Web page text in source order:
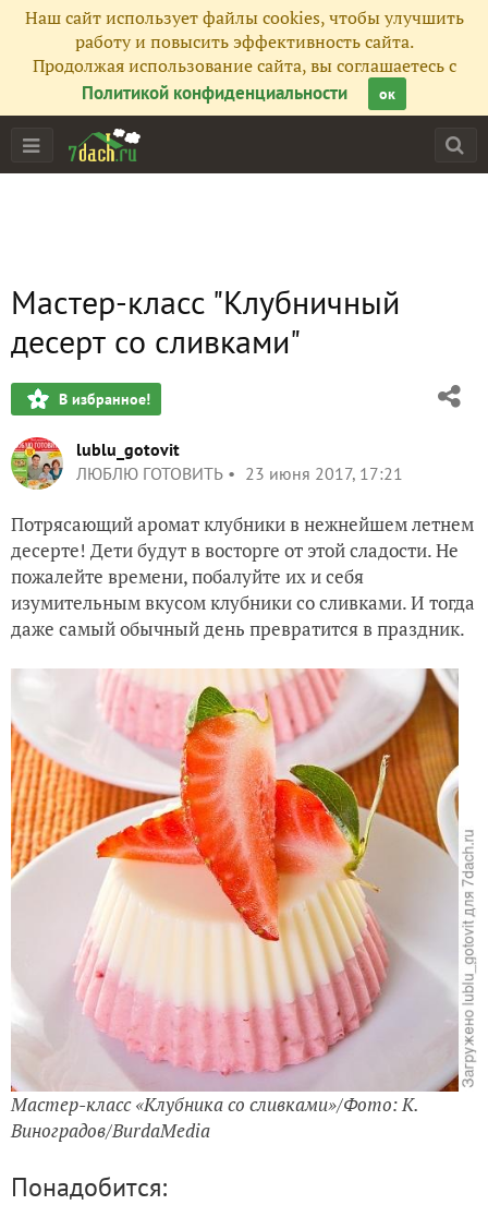
Наш сайт использует файлы cookies, чтобы улучшить
работу и повысить эффективность сайта.
Продолжая использование сайта, вы соглашаетесь с
Политикой конфиденциальности
ок
Мастер-класс "Клубничный
десерт со сливками"
В избранное!
lublu_gotovit
ЛЮБЛЮ ГОТОВИТЬ
23 июня 2017, 17:21
Потрясающий аромат клубники в нежнейшем летнем
десерте! Дети будут в восторге от этой сладости. Не
пожалейте времени, побалуйте их и себя
изумительным вкусом клубники со сливками. И тогда
даже самый обычный день превратится в праздник.
Мастер-класс «Клубника со сливками»/Фото: К.
Виноградов/BurdaMedia
Понадобится: